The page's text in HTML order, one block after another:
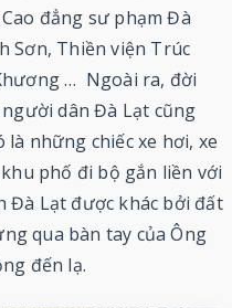
đẳng sư phạm Đà
Sơn, Thiền viện Trúc
… Ngoài ra, đời
dân Đà Lạt cũng
những chiếc xe hơi, xe
phố đi bộ gắn liền với
Đà Lạt được khác bởi đất
qua bàn tay của Ông
đến lạ.